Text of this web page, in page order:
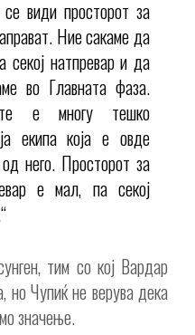
види просторот за
Ние сакаме да
секој натпревар и да
во Главната фаза.
е многу тешко
екипа која е овде
него. Просторот за
е мал, па секој
тим со кој Вардар
но Чупиќ не верува дека
значење.